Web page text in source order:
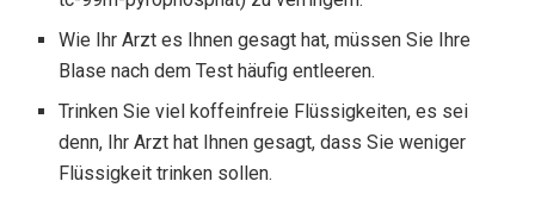
Wie Ihr Arzt es Ihnen gesagt hat, müssen Sie Ihre
Blase nach dem Test häufig entleeren.
Trinken Sie viel koffeinfreie Flüssigkeiten, es sei
denn, Ihr Arzt hat Ihnen gesagt, dass Sie weniger
Flüssigkeit trinken sollen.